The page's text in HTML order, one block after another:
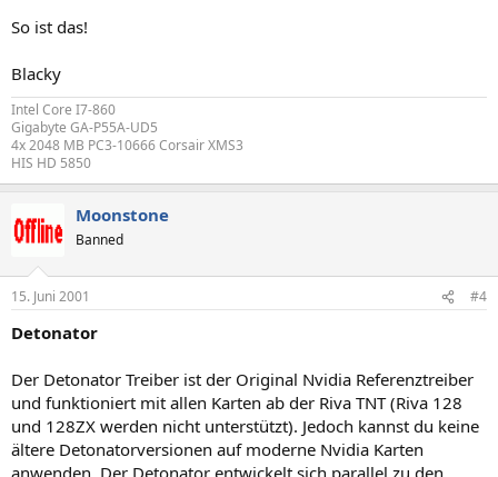
So ist das!
Blacky
Intel Core I7-860
Gigabyte GA-P55A-UD5
4x 2048 MB PC3-10666 Corsair XMS3
HIS HD 5850
Moonstone
Banned
15. Juni 2001 #4
Detonator
Der Detonator Treiber ist der Original Nvidia Referenztreiber
und funktioniert mit allen Karten ab der Riva TNT (Riva 128
und 128ZX werden nicht unterstützt). Jedoch kannst du keine
ältere Detonatorversionen auf moderne Nvidia Karten
anwenden. Der Detonator entwickelt sich parallel zu den